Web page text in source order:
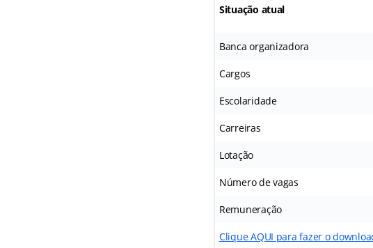
Situação atual
Banca organizadora
Cargos
Escolaridade
Carreiras
Lotação
Número de vagas
Remuneração
Clique AQUI para fazer o